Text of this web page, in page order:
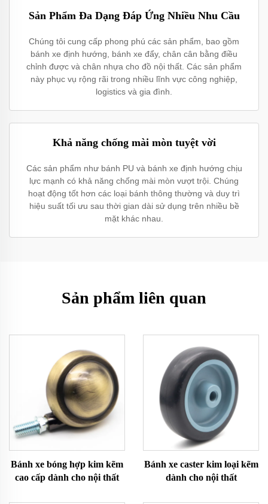
Sản Phẩm Đa Dạng Đáp Ứng Nhiều Nhu Cầu
Chúng tôi cung cấp phong phú các sản phẩm, bao gồm
bánh xe định hướng, bánh xe đẩy, chân cân bằng điều
chỉnh được và chân nhựa cho đồ nội thất. Các sản phẩm
này phục vụ rộng rãi trong nhiều lĩnh vực công nghiệp,
logistics và gia đình.
Khả năng chống mài mòn tuyệt vời
Các sản phẩm như bánh PU và bánh xe định hướng chịu
lực mạnh có khả năng chống mài mòn vượt trội. Chúng
hoạt động tốt hơn các loại bánh thông thường và duy trì
hiệu suất tối ưu sau thời gian dài sử dụng trên nhiều bề
mặt khác nhau.
Sản phẩm liên quan
Bánh xe bóng hợp kim kẽm
cao cấp dành cho nội thất
Bánh xe caster kim loại kẽm
dành cho nội thất